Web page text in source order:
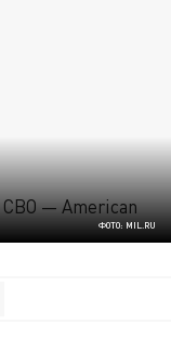
ФОТО: MIL.RU